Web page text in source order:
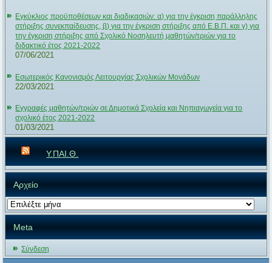
Εγκύκλιος προϋποθέσεων και διαδικασιών: α) για την έγκριση παράλληλης
στήριξης συνεκπαίδευσης, β) για την έγκριση στήριξης από Ε.Β.Π. και γ) για
την έγκριση στήριξης από Σχολικό Νοσηλευτή μαθητών/τριών για το
διδακτικό έτος 2021-2022
07/06/2021
Εσωτερικός Κανονισμός Λειτουργίας Σχολικών Μονάδων
22/03/2021
Εγγραφές μαθητών/τριών σε Δημοτικά Σχολεία και Νηπιαγωγεία για το
σχολικό έτος 2021-2022
01/03/2021
Υ.ΠΑΙ.Θ.
Αρχείο
Αρχείο
Meta
Σύνδεση